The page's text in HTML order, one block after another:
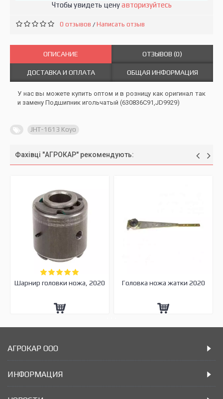
Чтобы увидеть ценуавторизуйтесь
0 отзывов /Написать отзыв
ОПИСАНИЕ ОТЗЫВОВ (0)
ДОСТАВКА И ОПЛАТА ОБЩАЯ ИНФОРМАЦИЯ
У нас вы можете купить оптом и в розницу как оригинал так
и замену Подшипник игольчатый (630836C91,JD9929)
JHT-1613 Koyo
Фахівці "АГРОКАР" рекомендують:
Шарнир головки ножа, 2020 Головка ножа жатки 2020
АГРОКАР ООО
ИНФОРМАЦИЯ